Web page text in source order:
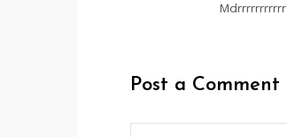
Mdrrrrrrrrrrr
Post a Comment